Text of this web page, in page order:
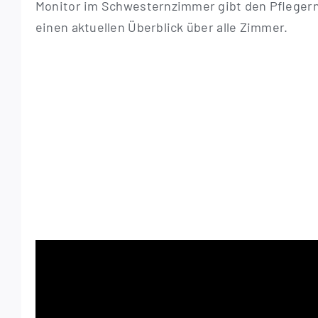
Moni­­­tor im Schwes­tern­zim­mer gibt den
einen aktu­el­len Über­blick über alle Zimmer.